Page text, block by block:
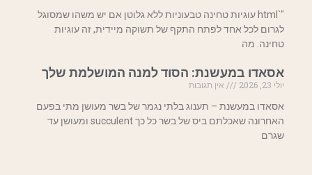
"`html עוגיות טחינה טבעוניות ללא גלוטן אם יש משהו שמסוגל
לגרום לכל אחד לפתח התקף של תשוקה מיידית, זה עוגיות
טחינה. מה
אסאדו במעשנת: הסוד למנה המושלמת שלך
יולי 23, 2026
אין תגובות
אסאדו במעשנת – תענוג בלתי נגמר של בשר מעושן מתי בפעם
האחרונה שאכלתם ביס של בשר כל כך succulent ומעושן עד
שגרם